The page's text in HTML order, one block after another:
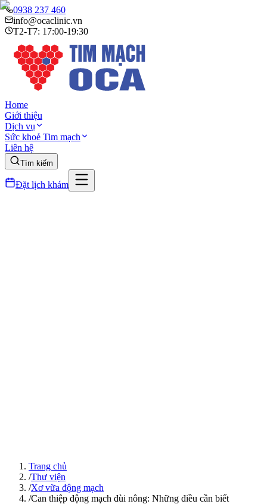
0938 237 460
info@ocaclinic.vn
T2-T7: 17:00-19:30
Home
Giới thiệu
Dịch vụ
Sức khoẻ Tim mạch
Liên hệ
Tìm kiếm
Đặt lịch khám
Trang chủ
/Thư viện
/Xơ vữa động mạch
/Can thiệp động mạch đùi nông: Những điều cần biết